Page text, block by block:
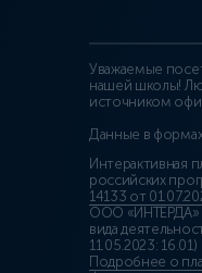
Уважаемые
нашей школы!
источником
Данные в
Интерактивная
российских
14133 от
ООО «ИНТЕРДА»
вида
11.05.2023: 16.01)
Подробнее о